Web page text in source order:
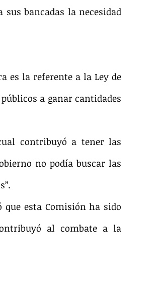
bancadas la necesidad
es la referente a la Ley de
a ganar cantidades
contribuyó a tener las
no podía buscar las
que esta Comisión ha sido
al combate a la